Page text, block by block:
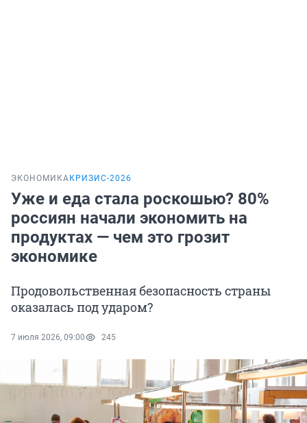
ЭКОНОМИКА КРИЗИС-2026
Уже и еда стала роскошью? 80%
россиян начали экономить на
продуктах — чем это грозит
экономике
Продовольственная безопасность страны
оказалась под ударом?
7 июля 2026, 09:00 245